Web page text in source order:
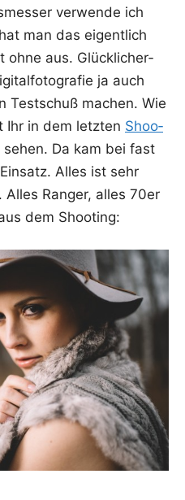
ver­wen­de ich
man das eigent­lich
ohne aus. Glück­li­cher­
ja auch
Test­schuß machen. Wie
Ihr in dem letz­ten Shoo­
sehen. Da kam bei fast
Alles ist sehr
Ran­ger, alles 70er
dem Shooting: